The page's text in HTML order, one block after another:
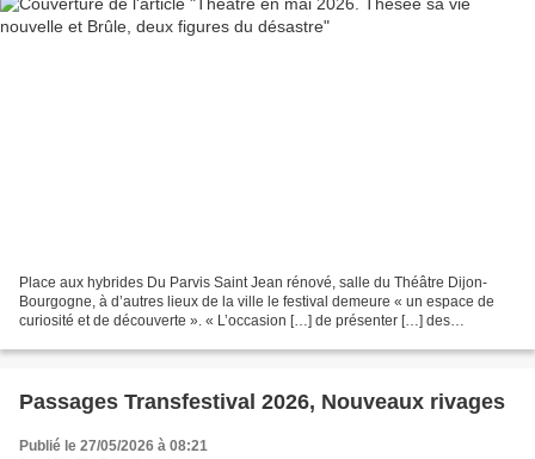
Place aux hybrides Du Parvis Saint Jean rénové, salle du Théâtre Dijon-
Bourgogne, à d’autres lieux de la ville le festival demeure « un espace de
curiosité et de découverte ». « L’occasion […] de présenter […] des
Passages Transfestival 2026, Nouveaux rivages
Publié le 27/05/2026 à 08:21